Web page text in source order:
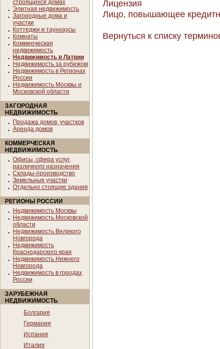
строящихся домах
Элитная недвижимость
Загородные дома и
участки
Коттеджи и таунхаусы
Комнаты
Коммерческая
недвижимость
Недвижимость в Латвии
Недвижимость за рубежом
Недвижимость в Регионах
России
Недвижимость Москвы и
Московской области
ЗАГОРОДНАЯ
НЕДВИЖИМОСТЬ
Продажа домов, участков
Аренда домов
КОММЕРЧЕСКАЯ
НЕДВИЖИМОСТЬ
Офисы, сфера услуг,
различного назначения
Склады-производство
Земельные участки
Отдельно стоящие здания
РЕГИОНЫ РОССИИ
Недвижимость Москвы
Недвижимость Московской
области
Недвижимость Великого
Новгорода
Недвижимость
Краснодарского края
Недвижимость Нижнего
Новгорода
Недвижимость в городах
России
ЗАРУБЕЖНАЯ
НЕДВИЖИМОСТЬ
Болгария
Германия
Испания
Италия
Лицензия
Лицо, повышающее
Вернуться к списку